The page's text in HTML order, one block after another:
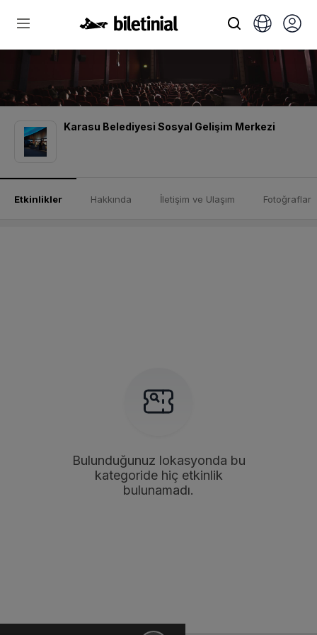
Karasu Belediyesi Sosyal Gelişim Merkezi
Etkinlikler Hakkında İletişim ve Ulaşım Fotoğraflar
Bulunduğunuz lokasyonda bu
kategoride hiç etkinlik
bulunamadı.